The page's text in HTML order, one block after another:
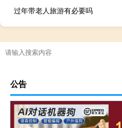
过年带老人旅游有必要吗
那就代表我们是第一什么梗 因为我是梗图什么梗
公告